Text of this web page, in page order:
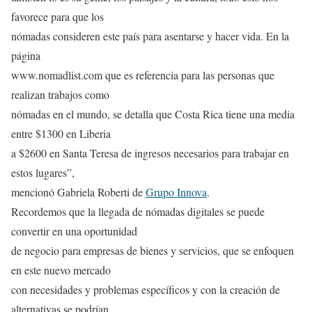
favorece para que los
nómadas consideren este país para asentarse y hacer vida. En la
página
www.nomadlist.com que es referencia para las personas que
realizan trabajos como
nómadas en el mundo, se detalla que Costa Rica tiene una media
entre $1300 en Liberia
a $2600 en Santa Teresa de ingresos necesarios para trabajar en
estos lugares”,
mencionó Gabriela Roberti deGrupo Innova.
Recordemos que la llegada de nómadas digitales se puede
convertir en una oportunidad
de negocio para empresas de bienes y servicios, que se enfoquen
en este nuevo mercado
con necesidades y problemas específicos y con la creación de
alternativas se podrían